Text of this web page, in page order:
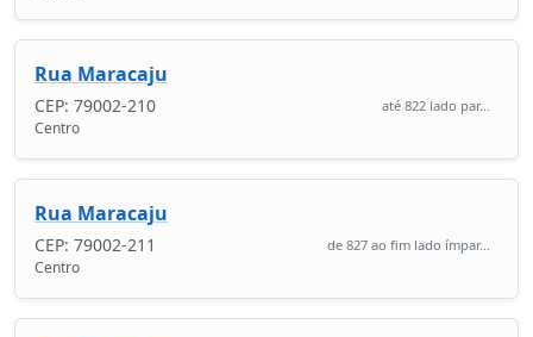
Rua Maracaju
CEP: 79002-210 até 822 lado par...
Centro
Rua Maracaju
CEP: 79002-211 de 827 ao fim lado ímpar...
Centro